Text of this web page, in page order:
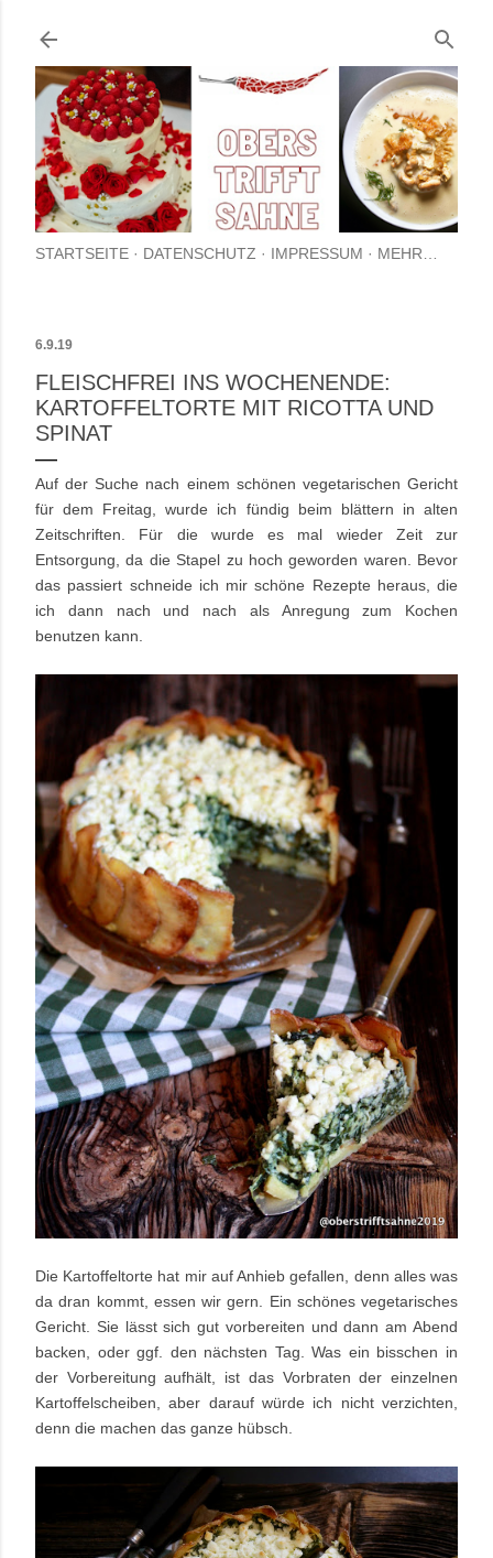
STARTSEITE DATENSCHUTZ IMPRESSUM MEHR…
6.9.19
FLEISCHFREI INS WOCHENENDE:
KARTOFFELTORTE MIT RICOTTA UND
SPINAT
Auf der Suche nach einem schönen vegetarischen Gericht
für dem Freitag, wurde ich fündig beim blättern in alten
Zeitschriften. Für die wurde es mal wieder Zeit zur
Entsorgung, da die Stapel zu hoch geworden waren. Bevor
das passiert schneide ich mir schöne Rezepte heraus, die
ich dann nach und nach als Anregung zum Kochen
benutzen kann.
Die Kartoffeltorte hat mir auf Anhieb gefallen, denn alles was
da dran kommt, essen wir gern. Ein schönes vegetarisches
Gericht. Sie lässt sich gut vorbereiten und dann am Abend
backen, oder ggf. den nächsten Tag. Was ein bisschen in
der Vorbereitung aufhält, ist das Vorbraten der einzelnen
Kartoffelscheiben, aber darauf würde ich nicht verzichten,
denn die machen das ganze hübsch.